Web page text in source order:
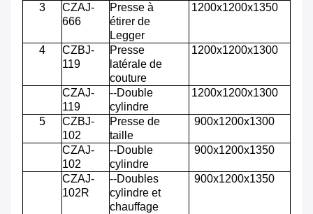
3
CZAJ-
666
Presse à
étirer de
Legger
1200x1200x1350
4
CZBJ-
119
Presse
latérale de
couture
1200x1200x1300
CZAJ-
119
--Double
cylindre
1200x1200x1300
5
CZBJ-
102
Presse de
taille
900x1200x1300
CZAJ-
102
--Double
cylindre
900x1200x1350
CZAJ-
102R
--Doubles
cylindre et
chauffage
900x1200x1350